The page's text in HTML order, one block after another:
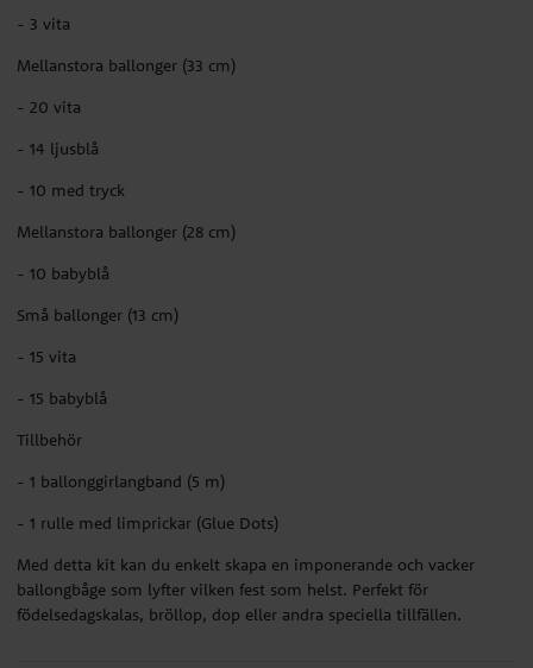
- 3 vita
Mellanstora ballonger (33 cm)
- 20 vita
- 14 ljusblå
- 10 med tryck
Mellanstora ballonger (28 cm)
- 10 babyblå
Små ballonger (13 cm)
- 15 vita
- 15 babyblå
Tillbehör
- 1 ballonggirlangband (5 m)
- 1 rulle med limprickar (Glue Dots)
Med detta kit kan du enkelt skapa en imponerande och vacker
ballongbåge som lyfter vilken fest som helst. Perfekt för
födelsedagskalas, bröllop, dop eller andra speciella tillfällen.